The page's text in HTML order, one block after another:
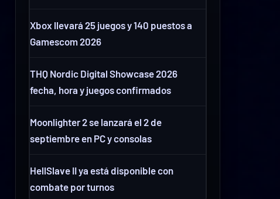
Xbox llevará 25 juegos y 140 puestos a
Gamescom 2026
THQ Nordic Digital Showcase 2026
fecha, hora y juegos confirmados
Moonlighter 2 se lanzará el 2 de
septiembre en PC y consolas
HellSlave II ya está disponible con
combate por turnos